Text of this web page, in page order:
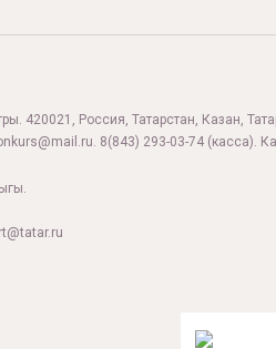
420021, Россия, Татарстан, Казан,
. 8(843) 293-03-74 (касса).